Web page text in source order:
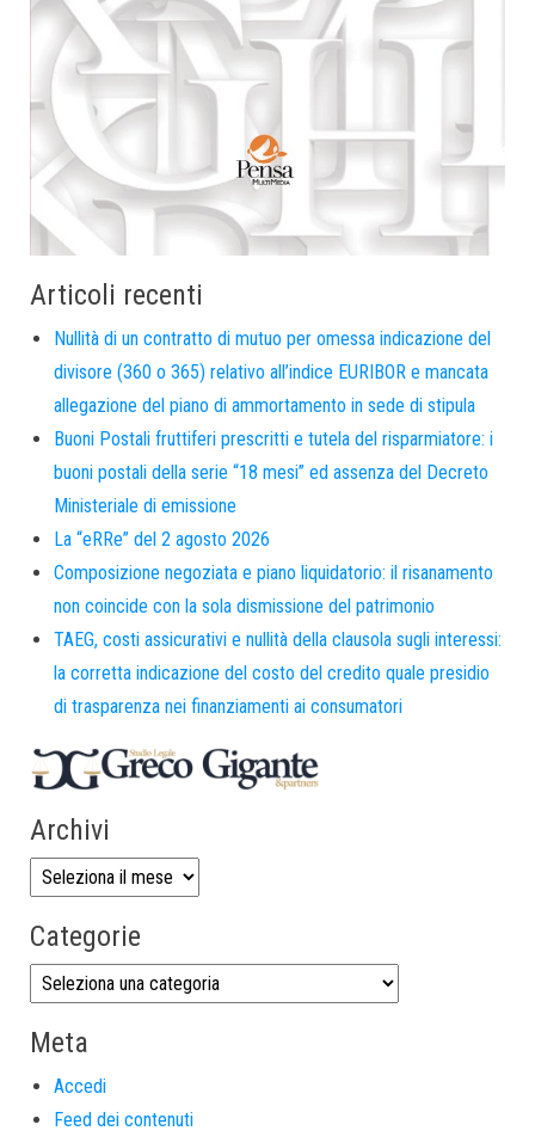
Articoli recenti
Nullità di un contratto di mutuo per omessa indicazione del
divisore (360 o 365) relativo all’indice EURIBOR e mancata
allegazione del piano di ammortamento in sede di stipula
Buoni Postali fruttiferi prescritti e tutela del risparmiatore: i
buoni postali della serie “18 mesi” ed assenza del Decreto
Ministeriale di emissione
La “eRRe” del 2 agosto 2026
Composizione negoziata e piano liquidatorio: il risanamento
non coincide con la sola dismissione del patrimonio
TAEG, costi assicurativi e nullità della clausola sugli interessi:
la corretta indicazione del costo del credito quale presidio
di trasparenza nei finanziamenti ai consumatori
Archivi
Categorie
Meta
Accedi
Feed dei contenuti